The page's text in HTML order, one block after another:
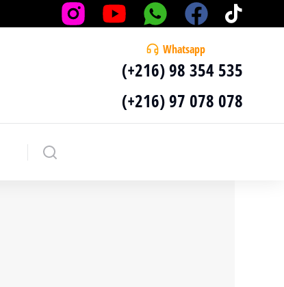
Whatsapp
(+216) 98 354 535
(+216) 97 078 078